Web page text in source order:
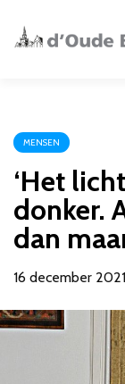
MENSEN
‘Het
donker.
dan
16 december 2021